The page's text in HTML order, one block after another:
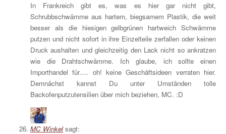
In Frankreich gibt es, was es hier gar nicht gibt,
Schrubbschwämme aus hartem, biegsamem Plastik, die weit
besser als die hiesigen gelbgrünen hartweich Schwämme
putzen und nicht sofort in ihre Einzelteile zerfallen oder keinen
Druck aushalten und gleichzeitig den Lack nicht so ankratzen
wie die Drahtschwämme. Ich glaube, ich sollte einen
Importhandel für…. oh! keine Geschäftsideen verraten hier.
Demnächst kannst Du unter Umständen tolle
Backofenputzutensilien über mich beziehen, MC. :D
MC Winkel sagt: